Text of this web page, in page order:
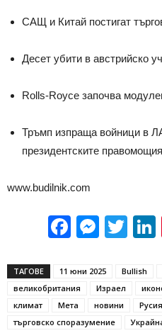
САЩ и Китай постигат
Десет убити в австрийско
Rolls-Royce започва
Тръмп изпраща войници в
президентските
www.budilnik.com
ТАГОВЕ 11 юни 2025 Bullish
великобритания
Израел
климат
Мета новини Русия
търговско споразумение